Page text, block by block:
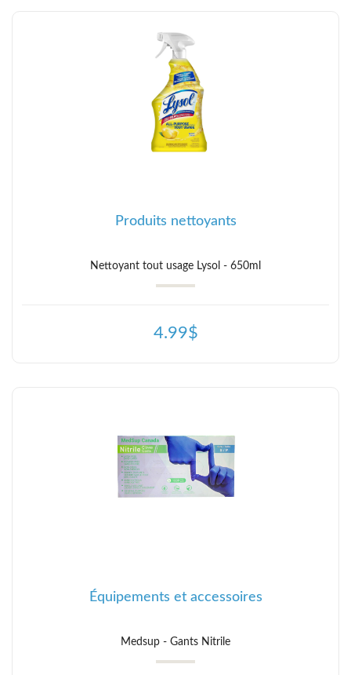
Produits nettoyants
Nettoyant tout usage Lysol - 650ml
4.99$
Équipements et accessoires
Medsup - Gants Nitrile